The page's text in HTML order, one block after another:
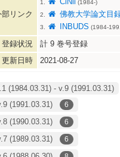
部リンク
1.
(1984-)
2.
佛教大学論文目
3.
INBUDS (1984-
登録状況 計 9巻号登録
更新日時
2021-08-27
(1984.03.31) - v.9 (1991.03.31)
(1991.03.31) 6
(1990.03.31) 6
(1989.03.31) 6